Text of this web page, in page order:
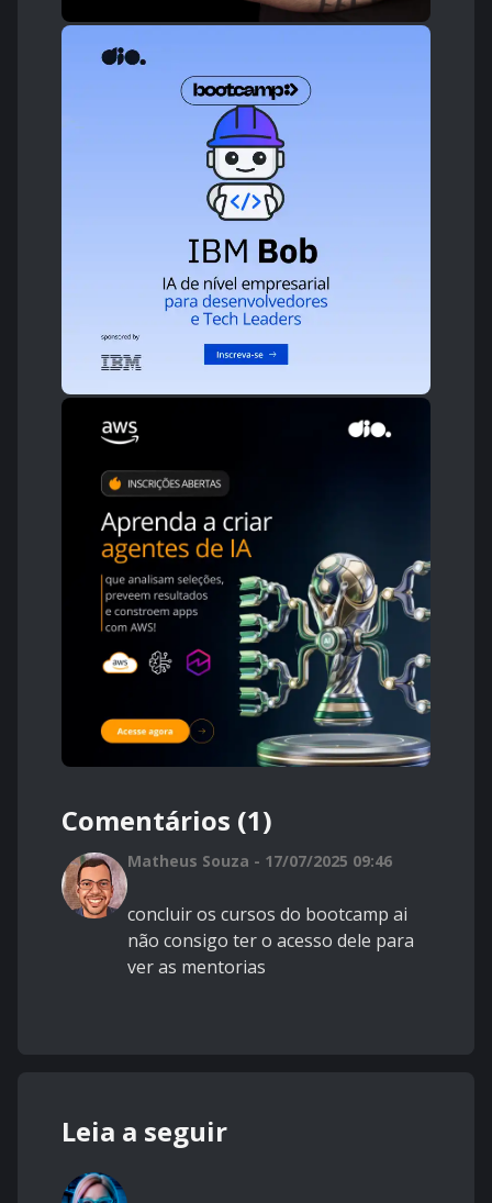
Comentários (1)
Matheus Souza - 17/07/2025 09:46
concluir os cursos do bootcamp ai
não consigo ter o acesso dele para
ver as mentorias
Leia a seguir